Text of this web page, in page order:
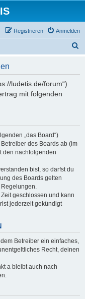
Anmelden
Registrieren
ludetis.de/forum“)
mit folgenden
„das Board“)
des Boards ab (im
den nachfolgenden
bist, so darfst du
des Boards gelten
geschlossen und kann
jederzeit gekündigt
Betreiber ein einfaches,
Recht, deinen
a bleibt auch nach